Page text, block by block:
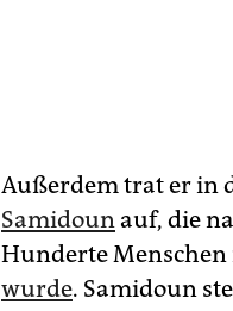
Außerdem trat er in
Samidounauf, die
Hunderte
wurde. Samidoun